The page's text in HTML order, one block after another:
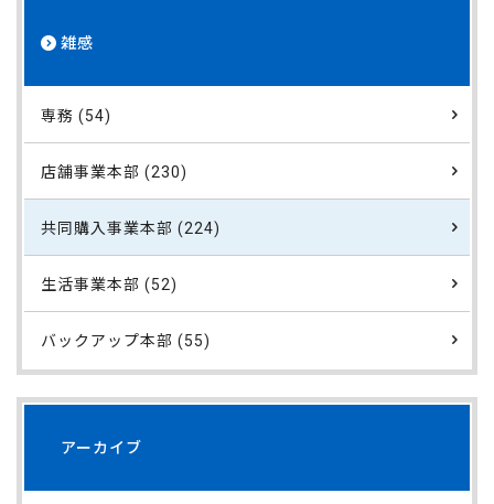
雑感
専務 (54)
店舗事業本部 (230)
共同購入事業本部 (224)
生活事業本部 (52)
バックアップ本部 (55)
アーカイブ